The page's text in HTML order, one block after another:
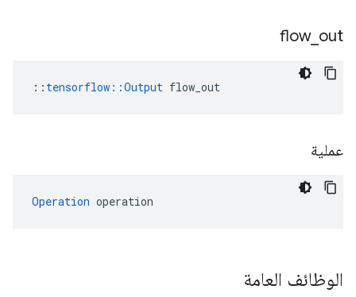
flow_ out
:: tensorflow::Output flow_out
عملية
Operation operation
الوظائف العامة